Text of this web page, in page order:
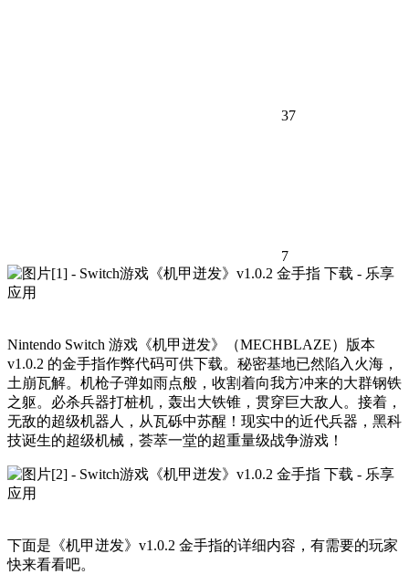
37
7
Nintendo Switch 游戏《机甲迸发》（MECHBLAZE）版本
v1.0.2 的金手指作弊代码可供下载。秘密基地已然陷入火海，
土崩瓦解。机枪子弹如雨点般，收割着向我方冲来的大群钢铁
之躯。必杀兵器打桩机，轰出大铁锥，贯穿巨大敌人。接着，
无敌的超级机器人，从瓦砾中苏醒！现实中的近代兵器，黑科
技诞生的超级机械，荟萃一堂的超重量级战争游戏！
下面是《机甲迸发》v1.0.2 金手指的详细内容，有需要的玩家
快来看看吧。